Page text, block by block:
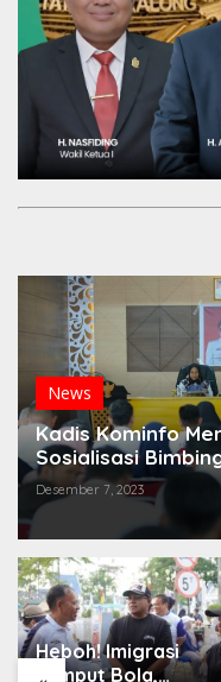
News
Kadis Kominfo
Sosialisasi
PPID Lingkup
Desember 7, 2023
Heboh! Imigrasi
Jemput Bola,